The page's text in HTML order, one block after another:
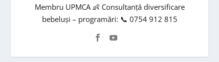
Membru UPMCA 👶 Consultanță diversificare
bebeluși – programări: 📞 0754 912 815